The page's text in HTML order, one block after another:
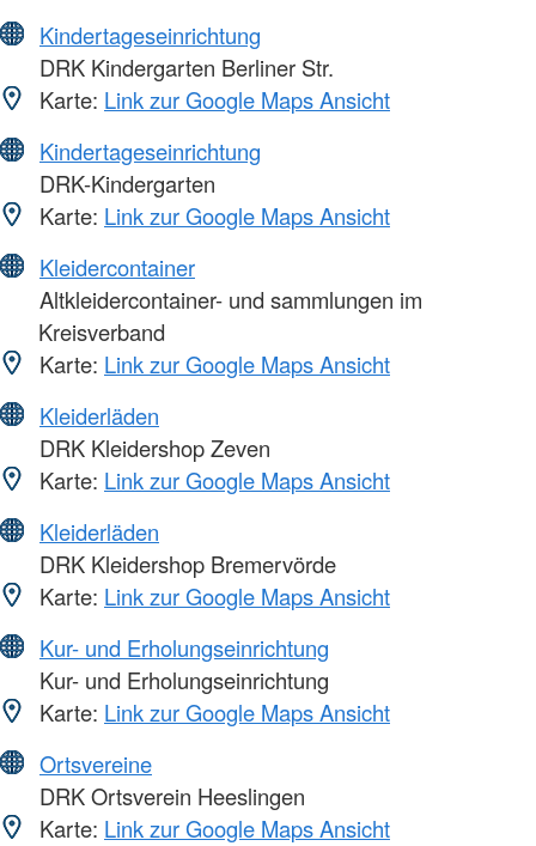
Kindertageseinrichtung
DRK Kindergarten Berliner Str.
Karte: Link zur Google Maps Ansicht
Kindertageseinrichtung
DRK-Kindergarten
Karte: Link zur Google Maps Ansicht
Kleidercontainer
Altkleidercontainer- und sammlungen im
Kreisverband
Karte: Link zur Google Maps Ansicht
Kleiderläden
DRK Kleidershop Zeven
Karte: Link zur Google Maps Ansicht
Kleiderläden
DRK Kleidershop Bremervörde
Karte: Link zur Google Maps Ansicht
Kur- und Erholungseinrichtung
Kur- und Erholungseinrichtung
Karte: Link zur Google Maps Ansicht
Ortsvereine
DRK Ortsverein Heeslingen
Karte: Link zur Google Maps Ansicht